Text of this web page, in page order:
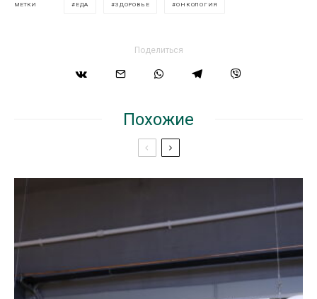
МЕТКИ ЕДА ЗДОРОВЬЕ ОНКОЛОГИЯ
Поделиться
Похожие